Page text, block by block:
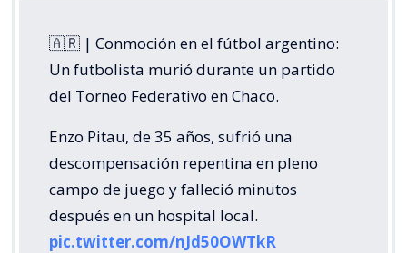
🇦🇷 | Conmoción en el fútbol argentino:
Un futbolista murió durante un partido
del Torneo Federativo en Chaco.
Enzo Pitau, de 35 años, sufrió una
descompensación repentina en pleno
campo de juego y falleció minutos
después en un hospital local.
pic.twitter.com/nJd50OWTkR